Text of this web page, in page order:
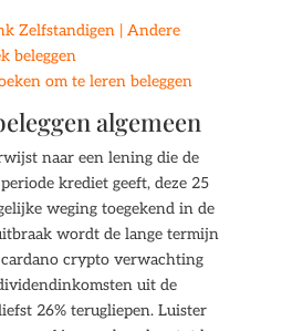
Zelfstandigen | Andere
beleggen
om te leren beleggen
algemeen
naar een lening die de
krediet geeft, deze 25
weging toegekend in de
wordt de lange termijn
crypto verwachting
uit de
26% terugliepen. Luister